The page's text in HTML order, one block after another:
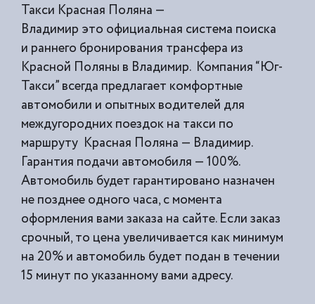
Такси Красная Поляна —
Владимир это официальная система поиска
и раннего бронирования трансфера из
Красной Поляны в Владимир. Компания “Юг-
Такси” всегда предлагает комфортные
автомобили и опытных водителей для
междугородних поездок на такси по
маршруту Красная Поляна — Владимир.
Гарантия подачи автомобиля — 100%.
Автомобиль будет гарантировано назначен
не позднее одного часа, с момента
оформления вами заказа на сайте. Если заказ
срочный, то цена увеличивается как минимум
на 20% и автомобиль будет подан в течении
15 минут по указанному вами адресу.